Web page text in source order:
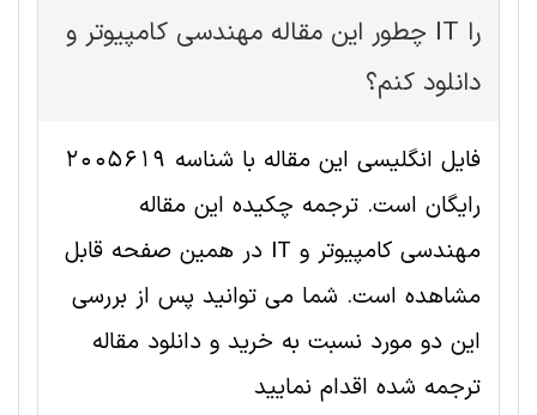
چطور این مقاله مهندسی کامپیوتر و IT را
دانلود کنم؟
فایل انگلیسی این مقاله با شناسه 2005619
رایگان است. ترجمه چکیده این مقاله
مهندسی کامپیوتر و IT در همین صفحه قابل
مشاهده است. شما می توانید پس از بررسی
این دو مورد نسبت به خرید و دانلود مقاله
ترجمه شده اقدام نمایید